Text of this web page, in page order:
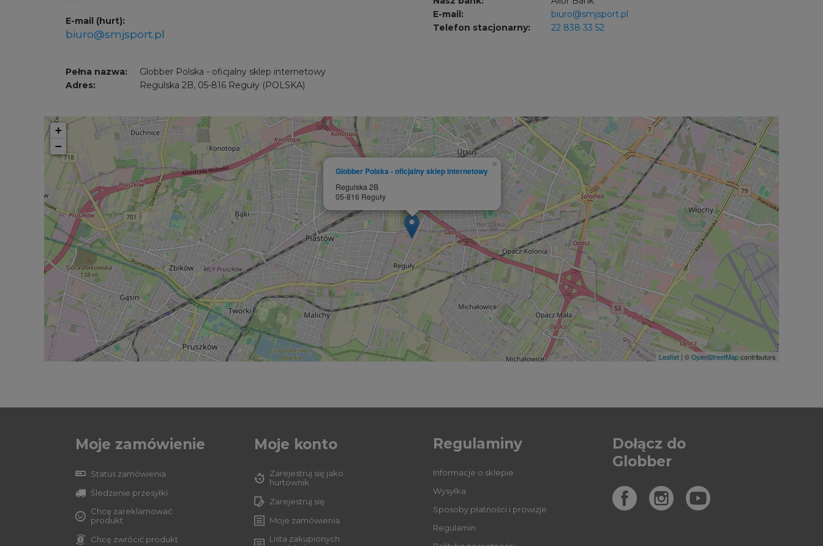
E-mail (hurt):
biuro@smjsport.pl
Pełna nazwa:
Globber Polska - oficjalny sklep internetowy
Adres:
Regulska 2B, 05-816 Reguły (POLSKA)
E-mail:
biuro@smjsport.pl
Telefon stacjonarny:
22 838 33 52
Globber Polska - oficjalny sklep internetowy
Regulska 2B
05-816 Reguły
×
+
−
Leaflet | ©OpenStreetMapcontributors
Moje zamówienie
Status zamówienia
Śledzenie przesyłki
Chcę zareklamować
produkt
Chcę zwrócić produkt
Moje konto
Zarejestruj się jako
hurtownik
Zarejestruj się
Moje zamówienia
Lista zakupionych
Regulaminy
Informacje o sklepie
Wysyłka
Sposoby płatności i prowizje
Regulamin
Dołącz do
Globber